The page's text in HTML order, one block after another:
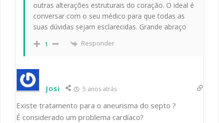
outras alterações estruturais do coração. O ideal é
conversar com o seu médico para que todas as
suas dúvidas sejam esclarecidas. Grande abraço
1 Responder
Josi 5 anos atrás
Existe tratamento para o aneurisma do septo ?
É considerado um problema cardíaco?